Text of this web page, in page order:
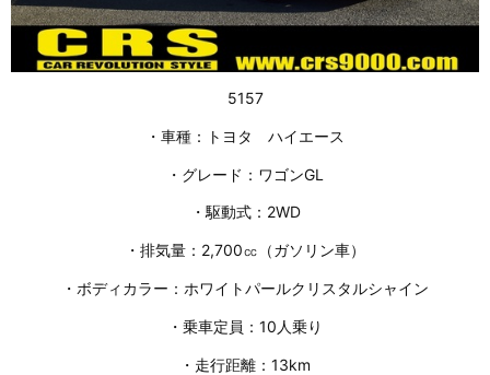
5157
・車種：トヨタ ハイエース
・グレード：ワゴンGL
・駆動式：2WD
・排気量：2,700㏄（ガソリン車）
・ボディカラー：ホワイトパールクリスタルシャイン
・乗車定員：10人乗り
・走行距離：13km